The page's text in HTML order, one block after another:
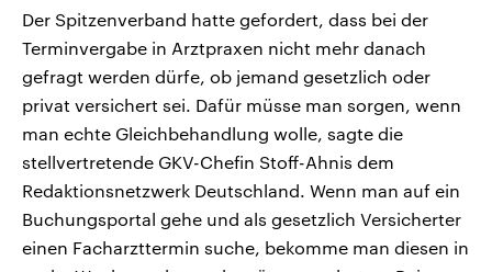
Der Spitzenverband hatte gefordert, dass bei der
Terminvergabe in Arztpraxen nicht mehr danach
gefragt werden dürfe, ob jemand gesetzlich oder
privat versichert sei. Dafür müsse man sorgen, wenn
man echte Gleichbehandlung wolle, sagte die
stellvertretende GKV-Chefin Stoff-Ahnis dem
Redaktionsnetzwerk Deutschland. Wenn man auf ein
Buchungsportal gehe und als gesetzlich Versicherter
einen Facharzttermin suche, bekomme man diesen in